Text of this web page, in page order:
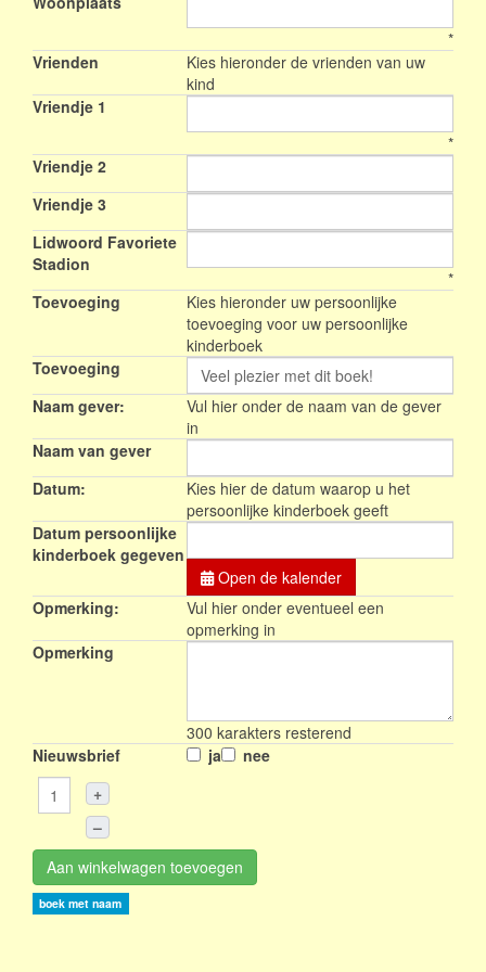
*
Vrienden
Kies hieronder de vrienden van uw
kind
Vriendje 1
*
Vriendje 2
Vriendje 3
Lidwoord Favoriete
Stadion
*
Toevoeging
Kies hieronder uw persoonlijke
toevoeging voor uw persoonlijke
kinderboek
Toevoeging
Naam gever:
Vul hier onder de naam van de gever
in
Naam van gever
Datum:
Kies hier de datum waarop u het
persoonlijke kinderboek geeft
Datum persoonlijke
kinderboek gegeven
Open de kalender
Opmerking:
Vul hier onder eventueel een
opmerking in
Opmerking
300 karakters resterend
Nieuwsbrief
ja
nee
+
–
Aan winkelwagen toevoegen
boek met naam